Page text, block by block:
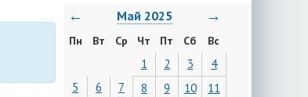
← Май 2025 →
Пн Вт Ср Чт Пт Сб Вс
1 2 3
4
5
6 7 8 9 10
11